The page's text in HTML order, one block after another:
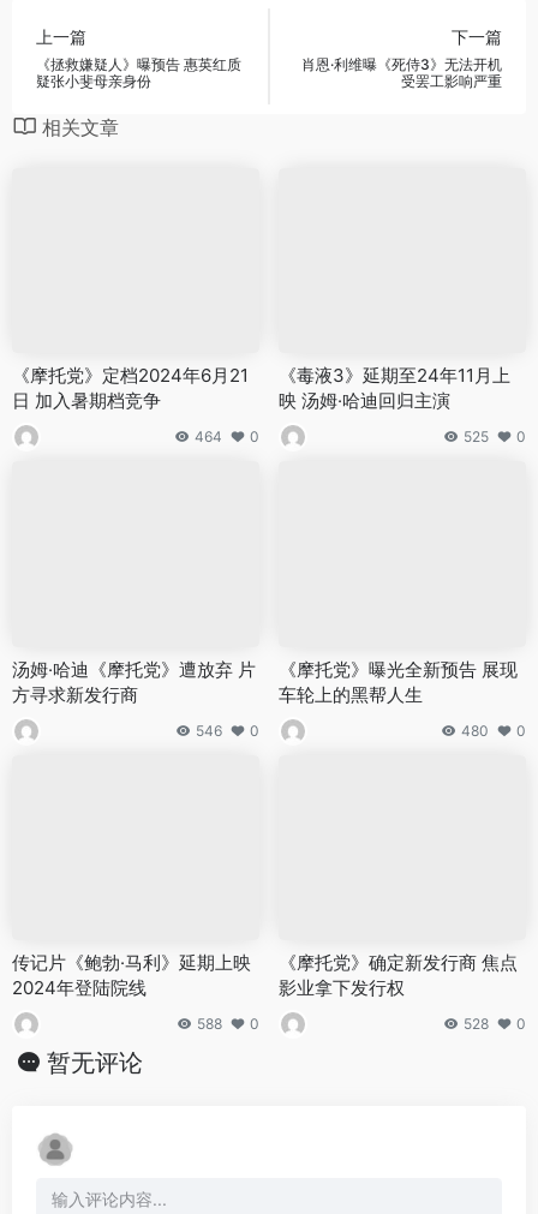
上一篇
《拯救嫌疑人》曝预告 惠英红质
疑张小斐母亲身份
下一篇
肖恩·利维曝《死侍3》无法开机
受罢工影响严重
相关文章
《摩托党》定档2024年6月21
日 加入暑期档竞争
464 0
《毒液3》延期至24年11月上
映 汤姆·哈迪回归主演
525 0
汤姆·哈迪《摩托党》遭放弃 片
方寻求新发行商
546 0
《摩托党》曝光全新预告 展现
车轮上的黑帮人生
480 0
传记片《鲍勃·马利》延期上映
2024年登陆院线
588 0
《摩托党》确定新发行商 焦点
影业拿下发行权
528 0
暂无评论